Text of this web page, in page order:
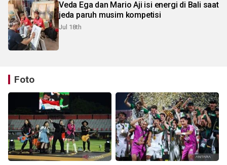
Veda Ega dan Mario Aji isi energi di Bali saat
jeda paruh musim kompetisi
Jul 18th
Foto